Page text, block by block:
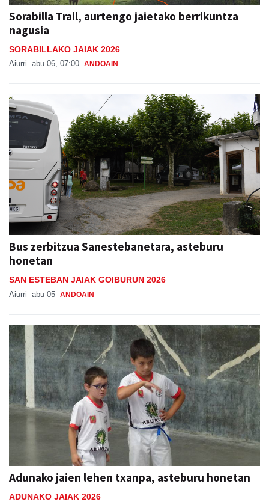
Sorabilla Trail, aurtengo jaietako berrikuntza
nagusia
SORABILLAKO JAIAK 2026
Aiurri abu 06, 07:00 ANDOAIN
Bus zerbitzua Sanestebanetara, asteburu
honetan
SAN ESTEBAN JAIAK GOIBURUN 2026
Aiurri abu 05 ANDOAIN
Adunako jaien lehen txanpa, asteburu honetan
ADUNAKO JAIAK 2026